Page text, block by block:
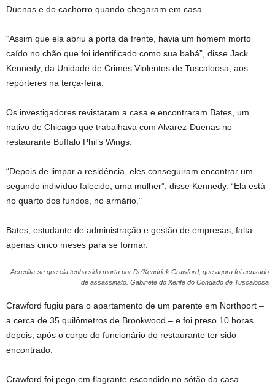
Duenas e do cachorro quando chegaram em casa.
“Assim que ela abriu a porta da frente, havia um homem morto
caído no chão que foi identificado como sua babá”, disse Jack
Kennedy, da Unidade de Crimes Violentos de Tuscaloosa, aos
repórteres na terça-feira.
Os investigadores revistaram a casa e encontraram Bates, um
nativo de Chicago que trabalhava com Alvarez-Duenas no
restaurante Buffalo Phil’s Wings.
“Depois de limpar a residência, eles conseguiram encontrar um
segundo indivíduo falecido, uma mulher”, disse Kennedy. “Ela está
no quarto dos fundos, no armário.”
Bates, estudante de administração e gestão de empresas, falta
apenas cinco meses para se formar.
Acredita-se que ela tenha sido morta por De’Kendrick Crawford, que agora foi acusado
de assassinato. Gabinete do Xerife do Condado de Tuscaloosa
Crawford fugiu para o apartamento de um parente em Northport –
a cerca de 35 quilômetros de Brookwood – e foi preso 10 horas
depois, após o corpo do funcionário do restaurante ter sido
encontrado.
Crawford foi pego em flagrante escondido no sótão da casa.